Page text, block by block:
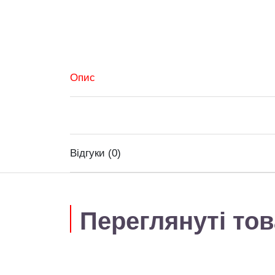
Опис
Відгуки (0)
Переглянуті